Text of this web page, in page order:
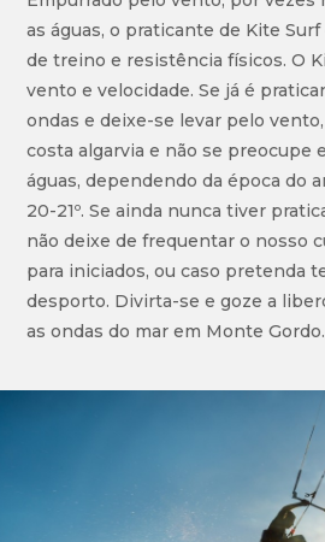
as águas, o praticante de Kite
de treino e resistência físicos. O
vento e velocidade. Se já é
ondas e deixe-se levar pelo
costa algarvia e não se preocupe
águas, dependendo da época do
20-21º. Se ainda nunca tiver
não deixe de frequentar o nosso
para iniciados, ou caso pretenda
desporto. Divirta-se e goze a
as ondas do mar em Monte Gordo.